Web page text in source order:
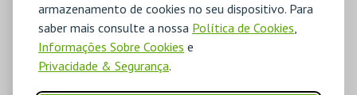
armazenamento de cookies no seu dispositivo. Para
saber mais consulte a nossa Política de Cookies,
Informações Sobre Cookies e
Privacidade & Segurança.